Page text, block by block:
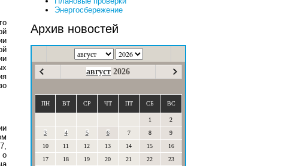
о
Энергосбережение
Архив новостей
август 2026
ПН ВТ СР ЧТ ПТ СБ ВС
1
2
3
4 5 6 7 8
9
10
11 12 13 14 15
16
17
18 19 20 21 22
23